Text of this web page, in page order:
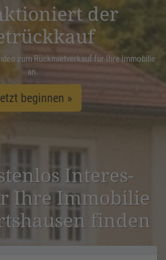
der
zum Rückmietverkauf für Ihre Immobilie
an.
beginnen »
Inter­es­
Ihre Immobilie
finden